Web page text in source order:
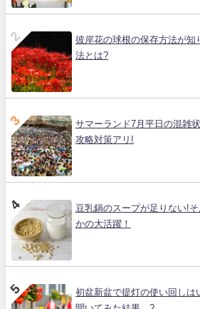
彼岸花の球根の保存方法が知
法とは?
サマーランド7月平日の混雑
攻略対策アリ!
豆乳鍋のスープが足りない!
かの大活躍！
初盆新盆で提灯の使い回しは